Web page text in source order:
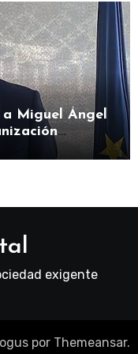
Miguel Ángel
exigente
por Themeansar.